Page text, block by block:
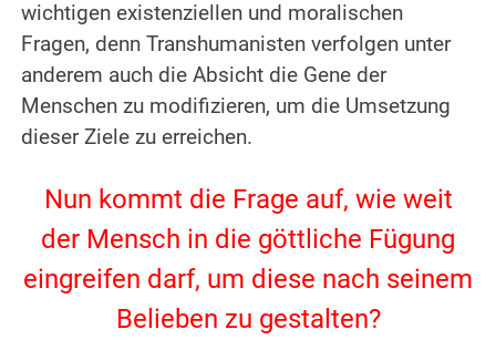
wichtigen existenziellen und moralischen
Fragen, denn Transhumanisten verfolgen unter
anderem auch die Absicht die Gene der
Menschen zu modifizieren, um die Umsetzung
dieser Ziele zu erreichen.
Nun kommt die Frage auf, wie weit
der Mensch in die göttliche Fügung
eingreifen darf, um diese nach seinem
Belieben zu gestalten?